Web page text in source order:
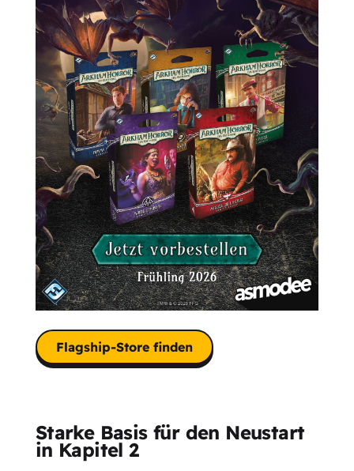
Flagship-Store finden
Starke Basis für den Neustart
in Kapitel 2